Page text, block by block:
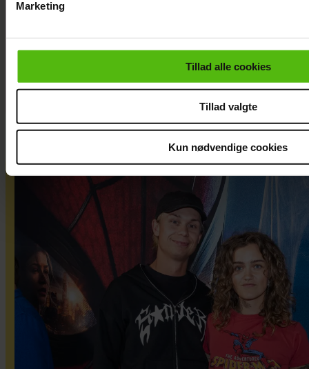
cookiepolitik.
Marketing
Tillad alle cookies
Tillad valgte
Kun nødvendige cookies